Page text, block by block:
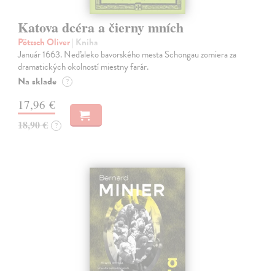
Katova dcéra a čierny mních
Pötzsch Oliver| Kniha
Január 1663. Neďaleko bavorského mesta Schongau zomiera za
dramatických okolností miestny farár.
Na sklade ?
17,96 €
18,90 € ?